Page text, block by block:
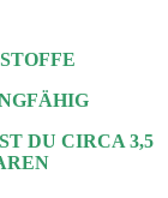
DU CIRCA 3,5